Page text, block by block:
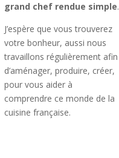
grand chef rendue simple.
J’espère que vous trouverez
votre bonheur, aussi nous
travaillons régulièrement afin
d’aménager, produire, créer,
pour vous aider à
comprendre ce monde de la
cuisine française.